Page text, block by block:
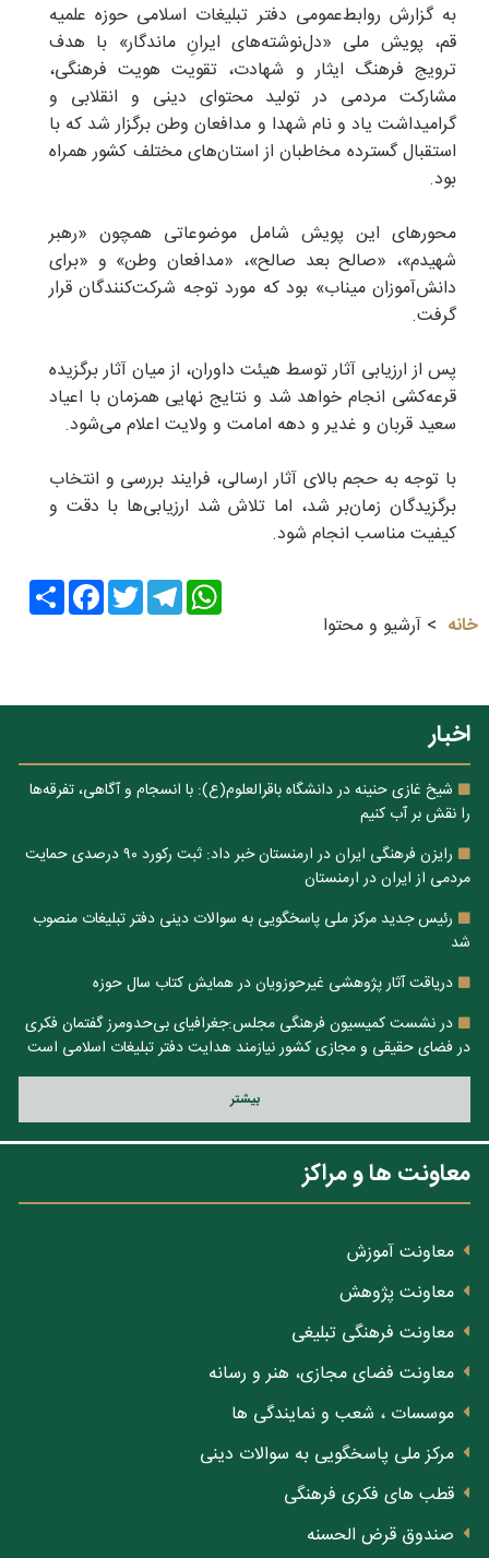
به گزارش روابط‌عمومی دفتر تبلیغات اسلامی حوزه علمیه
قم، پویش ملی «دل‌نوشته‌های ایرانِ ماندگار» با هدف
ترویج فرهنگ ایثار و شهادت، تقویت هویت فرهنگی،
مشارکت مردمی در تولید محتوای دینی و انقلابی و
گرامیداشت یاد و نام شهدا و مدافعان وطن برگزار شد که با
استقبال گسترده مخاطبان از استان‌های مختلف کشور همراه
بود.
محورهای این پویش شامل موضوعاتی همچون «رهبر
شهیدم»، «صالح بعد صالح»، «مدافعان وطن» و «برای
دانش‌آموزان میناب» بود که مورد توجه شرکت‌کنندگان قرار
گرفت.
پس از ارزیابی آثار توسط هیئت داوران، از میان آثار برگزیده
قرعه‌کشی انجام خواهد شد و نتایج نهایی همزمان با اعیاد
سعید قربان و غدیر و دهه امامت و ولایت اعلام می‌شود.
با توجه به حجم بالای آثار ارسالی، فرایند بررسی و انتخاب
برگزیدگان زمان‌بر شد، اما تلاش شد ارزیابی‌ها با دقت و
کیفیت مناسب انجام شود.
Share
FacebookTwitter
Telegram
WhatsApp
خانه
آرشیو و محتوا
اخبار
شیخ غازی حنینه در دانشگاه باقرالعلوم(ع): با انسجام و آگاهی، تفرقه‌ها
را نقش بر آب کنیم
رایزن فرهنگی ایران در ارمنستان خبر داد: ثبت رکورد ۹۰ درصدی حمایت
مردمی از ایران در ارمنستان
رئیس جدید مرکز ملی پاسخگویی به سوالات دینی دفتر تبلیغات منصوب
شد
دریاقت آثار پژوهشی غیرحوزویان در همایش کتاب سال حوزه
در نشست کمیسیون فرهنگی مجلس:جغرافیای بی‌حدومرز گفتمان فکری
در فضای حقیقی و مجازی کشور نیازمند هدایت دفتر تبلیغات اسلامی است
بيشتر
معاونت ها و مراکز
معاونت آموزش
معاونت پژوهش
معاونت فرهنگی تبلیغی
معاونت فضای مجازی، هنر و رسانه
موسسات ، شعب و نمایندگی ها
مرکز ملی پاسخگویی به سوالات دینی
قطب های فکری فرهنگی
صندوق قرض الحسنه